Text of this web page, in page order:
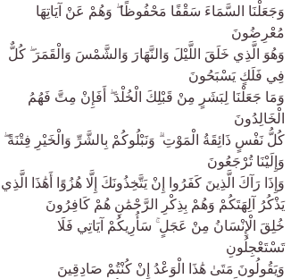
وَجَعَلْنَا السَّمَاءَ سَقْفًا مَحْفُوظًا ۖ وَهُمْ عَنْ آيَاتِهَا
مُعْرِضُونَ
وَهُوَ الَّذِي خَلَقَ اللَّيْلَ وَالنَّهَارَ وَالشَّمْسَ وَالْقَمَرَ ۖ كُلٌّ
فِي فَلَكٍ يَسْبَحُونَ
وَمَا جَعَلْنَا لِبَشَرٍ مِنْ قَبْلِكَ الْخُلْدَ ۖ أَفَإِنْ مِتَّ فَهُمُ
الْخَالِدُونَ
كُلُّ نَفْسٍ ذَائِقَةُ الْمَوْتِ ۗ وَنَبْلُوكُمْ بِالشَّرِّ وَالْخَيْرِ فِتْنَةً ۖ
وَإِلَيْنَا تُرْجَعُونَ
وَإِذَا رَآكَ الَّذِينَ كَفَرُوا إِنْ يَتَّخِذُونَكَ إِلَّا هُزُوًا أَهَٰذَا الَّذِي
يَذْكُرُ آلِهَتَكُمْ وَهُمْ بِذِكْرِ الرَّحْمَٰنِ هُمْ كَافِرُونَ
خُلِقَ الْإِنْسَانُ مِنْ عَجَلٍ ۚ سَأُرِيكُمْ آيَاتِي فَلَا
تَسْتَعْجِلُونِ
وَيَقُولُونَ مَتَىٰ هَٰذَا الْوَعْدُ إِنْ كُنْتُمْ صَادِقِينَ